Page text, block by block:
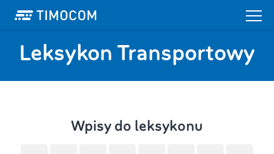
Leksykon Transportowy
Wpisy do leksykonu